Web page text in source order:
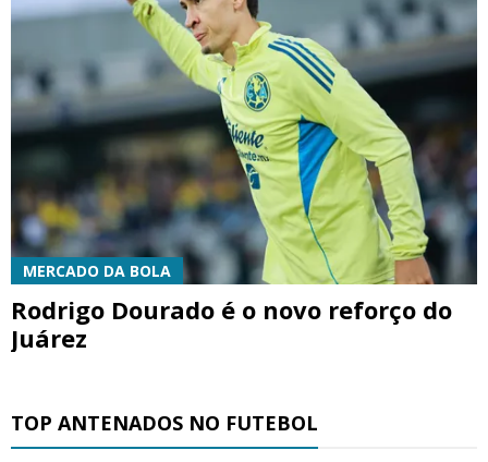
MERCADO DA BOLA
Rodrigo Dourado é o novo reforço do
Juárez
TOP ANTENADOS NO FUTEBOL